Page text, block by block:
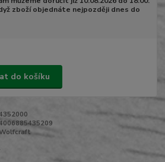
zboží objednáte nejpozději dnes do
do košíku